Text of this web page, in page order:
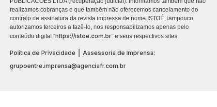
realizamos cobranças e que também não oferecemos cancelamento do
contrato de assinatura da revista impressa de nome ISTOÉ, tampouco
autorizamos terceiros a fazê-lo, nos responsabilizamos apenas pelo
conteúdo digital “https://istoe.com.br” e seus respectivos sites.
Política de Privacidade
Assessoria de Imprensa:
grupoentre.imprensa@agenciafr.com.br